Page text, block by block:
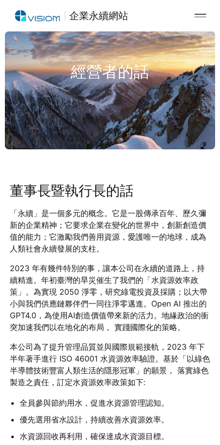
企業永續網站
經營者的話
董事長暨執行長的話
「永續」是一個多元的概念。它是一股傳承百年、歷久彌
新的企業精神；它要求企業在變化的世界中，創新創造價
值的能力；它激勵我們善用資源，愛護唯一的地球，成為
人類社會永續發展的支柱。
2023 年有幾件特別的事，讓本公司在永續的道路上，持
續精進。年初臺灣的旱災催生了我們的「水資源效率政
策」。為實現 2050 淨零，研究綠電投資及採購；以大帶
小與我們供應鏈夥伴們一同往淨零邁進。Open AI 推出的
GPT4.0，為使用AI創造價值帶來新的活力。地緣政治的衝
突加速我們以在地化的布局， 實踐國際化的策略。
本公司為了提升管理品質並與國際規範接軌，2023 年下
半年著手進行 ISO 46001 水資源效率驗證。基於「以綠色
半導體技術豐富人類生活的隱形冠軍」的願景， 落實綠色
製造之責任，訂定水資源效率政策如下:
全員參與節約用水，促進水資源管理認知。
優先選用省水設計，持續改善水資源效率。
水資源回收再利用，確保達成水資源目標。